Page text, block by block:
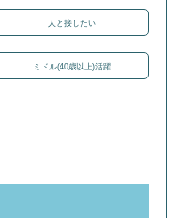
人と接したい
ミドル(40歳以上)活躍